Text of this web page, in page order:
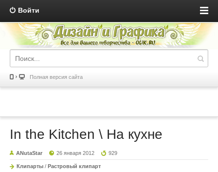
Войти
Полная версия сайта
In the Kitchen \ На кухне
ANutaStar 26 января 2012 929
Клипарты / Растровый клипарт